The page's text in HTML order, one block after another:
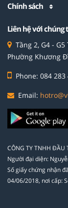
Chính sách
Liên hệ với chúng
Tầng 2, G4 -
Phường Khương
Phone: 084 283
Email:
CÔNG TY TNHH ĐẦU
Người đại diện:
Số giấy chứng nhận
04/06/2018, nơi cấp: